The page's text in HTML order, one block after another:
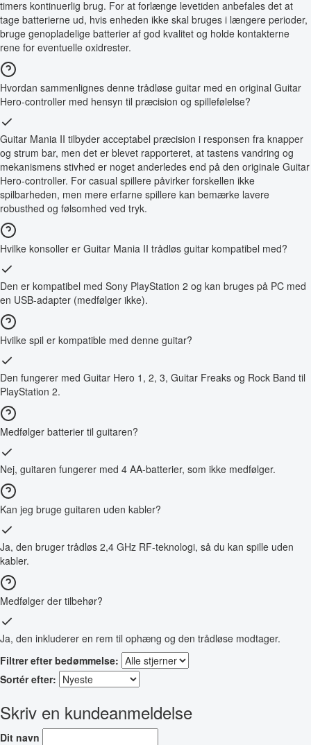
timers kontinuerlig brug. For at forlænge levetiden anbefales det at
tage batterierne ud, hvis enheden ikke skal bruges i længere perioder,
bruge genopladelige batterier af god kvalitet og holde kontakterne
rene for eventuelle oxidrester.
Hvordan sammenlignes denne trådløse guitar med en original Guitar
Hero-controller med hensyn til præcision og spillefølelse?
Guitar Mania II tilbyder acceptabel præcision i responsen fra knapper
og strum bar, men det er blevet rapporteret, at tastens vandring og
mekanismens stivhed er noget anderledes end på den originale Guitar
Hero-controller. For casual spillere påvirker forskellen ikke
spilbarheden, men mere erfarne spillere kan bemærke lavere
robusthed og følsomhed ved tryk.
Hvilke konsoller er Guitar Mania II trådløs guitar kompatibel med?
Den er kompatibel med Sony PlayStation 2 og kan bruges på PC med
en USB-adapter (medfølger ikke).
Hvilke spil er kompatible med denne guitar?
Den fungerer med Guitar Hero 1, 2, 3, Guitar Freaks og Rock Band til
PlayStation 2.
Medfølger batterier til guitaren?
Nej, guitaren fungerer med 4 AA-batterier, som ikke medfølger.
Kan jeg bruge guitaren uden kabler?
Ja, den bruger trådløs 2,4 GHz RF-teknologi, så du kan spille uden
kabler.
Medfølger der tilbehør?
Ja, den inkluderer en rem til ophæng og den trådløse modtager.
Filtrer efter bedømmelse:
Sortér efter:
Skriv en kundeanmeldelse
Dit navn